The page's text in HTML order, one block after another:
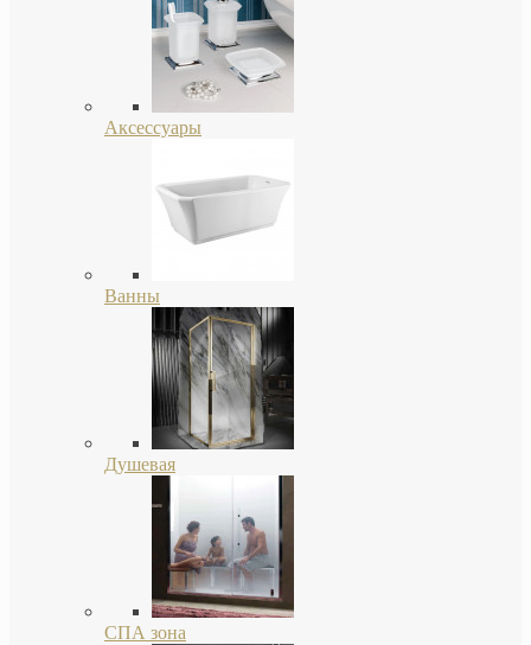
Аксессуары
Ванны
Душевая
СПА зона